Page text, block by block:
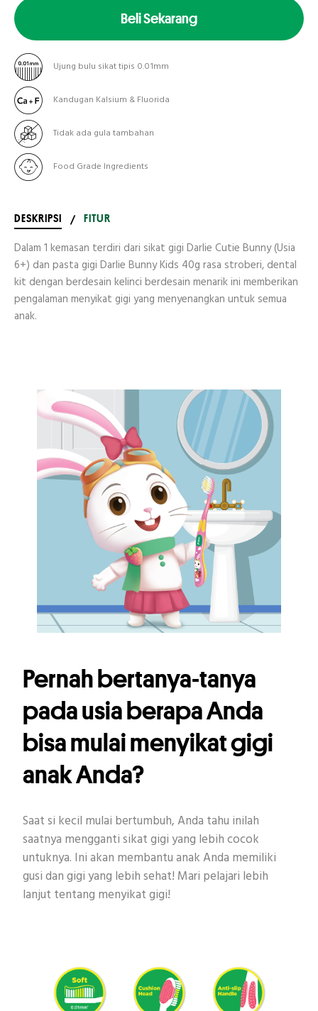
Beli Sekarang
Ujung bulu sikat tipis 0.01mm
Kandugan Kalsium & Fluorida
Tidak ada gula tambahan
Food Grade Ingredients
DESKRIPSI / FITUR
Dalam 1 kemasan terdiri dari sikat gigi Darlie Cutie Bunny (Usia
6+) dan pasta gigi Darlie Bunny Kids 40g rasa stroberi, dental
kit dengan berdesain kelinci berdesain menarik ini memberikan
pengalaman menyikat gigi yang menyenangkan untuk semua
anak.
Pernah bertanya-tanya
pada usia berapa Anda
bisa mulai menyikat gigi
anak Anda?
Saat si kecil mulai bertumbuh, Anda tahu inilah
saatnya mengganti sikat gigi yang lebih cocok
untuknya. Ini akan membantu anak Anda memiliki
gusi dan gigi yang lebih sehat! Mari pelajari lebih
lanjut tentang menyikat gigi!